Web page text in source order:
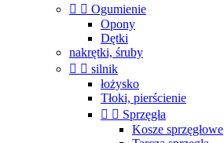
  Ogumienie
Opony
Dętki
nakrętki, śruby
  silnik
łożysko
Tłoki, pierścienie
  Sprzęgła
Kosze sprzęgłowe